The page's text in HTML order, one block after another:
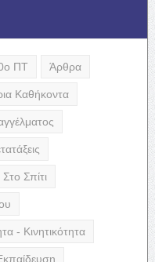
ΠΤ Άρθρα
Καθήκοντα
Σπίτι
- Κινητικότητα